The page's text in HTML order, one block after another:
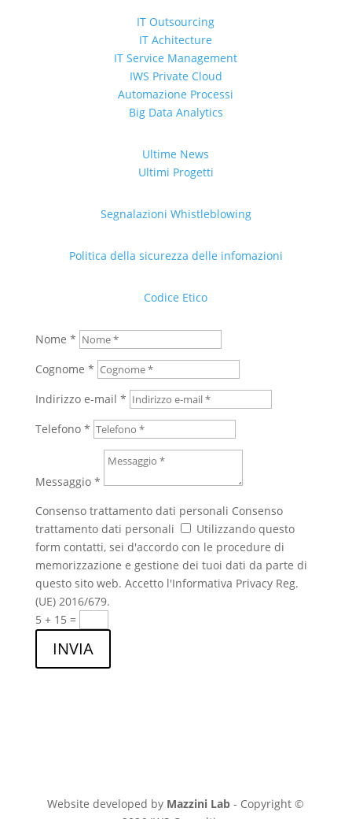
IT Outsourcing
IT Achitecture
IT Service Management
IWS Private Cloud
Automazione Processi
Big Data Analytics
Ultime News
Ultimi Progetti
Segnalazioni Whistleblowing
Politica della sicurezza delle infomazioni
Codice Etico
Nome *
Cognome *
Indirizzo e-mail *
Telefono *
Messaggio *
Consenso trattamento dati personali Consenso
trattamento dati personali
Utilizzando questo
form contatti, sei d'accordo con le procedure di
memorizzazione e gestione dei tuoi dati da parte di
questo sito web. Accetto l'Informativa Privacy Reg.
(UE) 2016/679.
5 + 15 =
INVIA
Website developed by Mazzini Lab - Copyright ©